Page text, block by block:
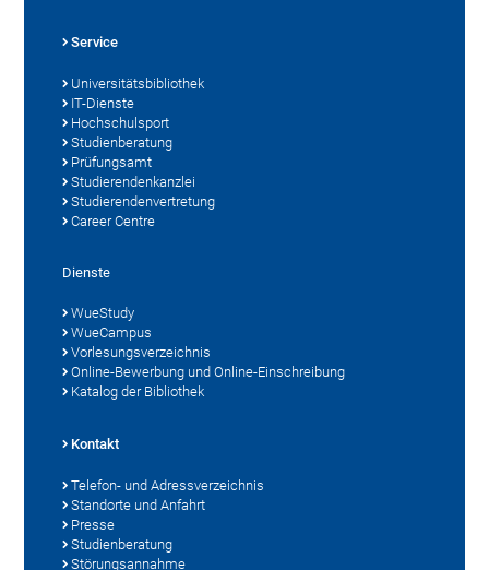
Service
Universitätsbibliothek
IT-Dienste
Hochschulsport
Studienberatung
Prüfungsamt
Studierendenkanzlei
Studierendenvertretung
Career Centre
Dienste
WueStudy
WueCampus
Vorlesungsverzeichnis
Online-Bewerbung und Online-Einschreibung
Katalog der Bibliothek
Kontakt
Telefon- und Adressverzeichnis
Standorte und Anfahrt
Presse
Studienberatung
Störungsannahme